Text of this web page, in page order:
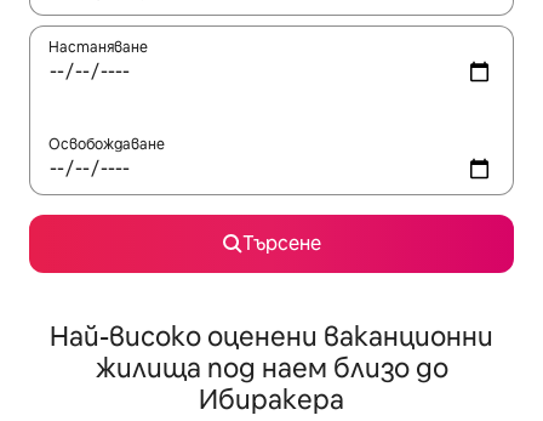
Настаняване
Освобождаване
Търсене
Най-високо оценени ваканционни
жилища под наем близо до
Ибиракера